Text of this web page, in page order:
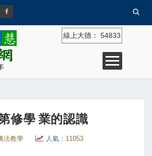
線上大德： 54833
修學 業的認識
法教學 人氣： 11053